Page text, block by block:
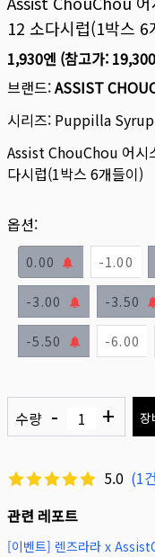
12 소다시럽(1박스 6
1,930엔 (참고가:
브랜드:ASSIST
시리즈: Puppilla
Assist ChouChou 어시
다시럽(1박스 6개들이)
옵션:
0.00 -1.00
-3.00 -3.50
-5.50 -6.00
수량 - + 장
5.0 (1
관련 레포트